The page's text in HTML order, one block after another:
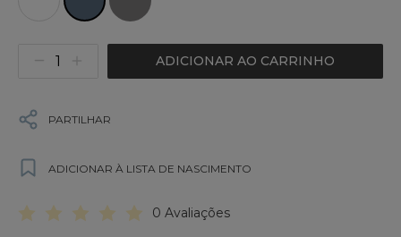
ADICIONAR AO CARRINHO
PARTILHAR
ADICIONAR À LISTA DE NASCIMENTO
0 Avaliações